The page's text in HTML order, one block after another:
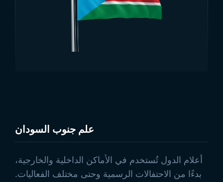
علم جنوب السودان
أعلام الدول تُستخدم في الأماكن الداخلية والخارجية،
بدءًا من الاحتفالات الرسمية وحتى مختلف الفعاليات.
تصفح المنتجات